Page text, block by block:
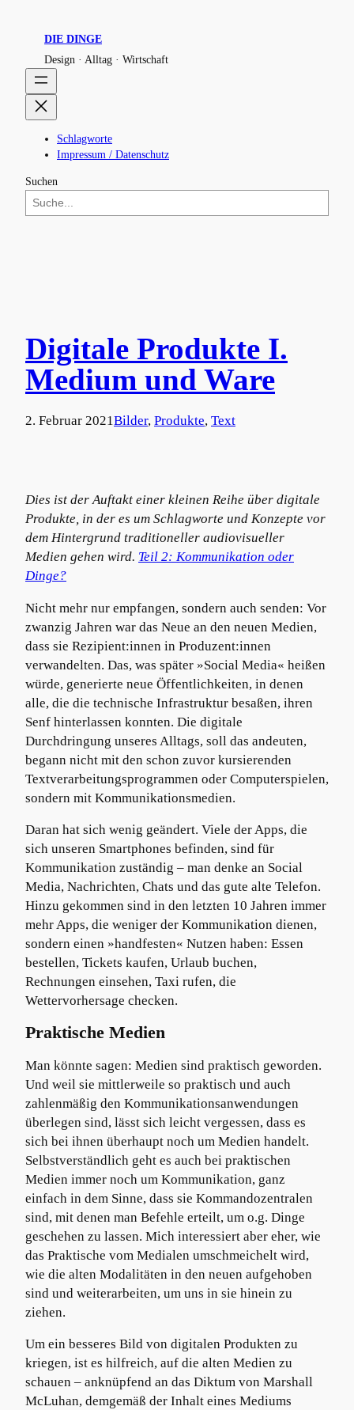
DIE DINGE
Design · Alltag · Wirtschaft
Schlagworte
Impressum / Datenschutz
Suchen
Digitale Produkte I.
Medium und Ware
2. Februar 2021Bilder, Produkte, Text
Dies ist der Auftakt einer kleinen Reihe über digitale
Produkte, in der es um Schlagworte und Konzepte vor
dem Hintergrund traditioneller audiovisueller
Medien gehen wird. Teil 2: Kommunikation oder
Dinge?
Nicht mehr nur empfangen, sondern auch senden: Vor
zwanzig Jahren war das Neue an den neuen Medien,
dass sie Rezipient:innen in Produzent:innen
verwandelten. Das, was später »Social Media« heißen
würde, generierte neue Öffentlichkeiten, in denen
alle, die die technische Infrastruktur besaßen, ihren
Senf hinterlassen konnten. Die digitale
Durchdringung unseres Alltags, soll das andeuten,
begann nicht mit den schon zuvor kursierenden
Textverarbeitungsprogrammen oder Computerspielen,
sondern mit Kommunikationsmedien.
Daran hat sich wenig geändert. Viele der Apps, die
sich unseren Smartphones befinden, sind für
Kommunikation zuständig – man denke an Social
Media, Nachrichten, Chats und das gute alte Telefon.
Hinzu gekommen sind in den letzten 10 Jahren immer
mehr Apps, die weniger der Kommunikation dienen,
sondern einen »handfesten« Nutzen haben: Essen
bestellen, Tickets kaufen, Urlaub buchen,
Rechnungen einsehen, Taxi rufen, die
Wettervorhersage checken.
Praktische Medien
Man könnte sagen: Medien sind praktisch geworden.
Und weil sie mittlerweile so praktisch und auch
zahlenmäßig den Kommunikationsanwendungen
überlegen sind, lässt sich leicht vergessen, dass es
sich bei ihnen überhaupt noch um Medien handelt.
Selbstverständlich geht es auch bei praktischen
Medien immer noch um Kommunikation, ganz
einfach in dem Sinne, dass sie Kommandozentralen
sind, mit denen man Befehle erteilt, um o.g. Dinge
geschehen zu lassen. Mich interessiert aber eher, wie
das Praktische vom Medialen umschmeichelt wird,
wie die alten Modalitäten in den neuen aufgehoben
sind und weiterarbeiten, um uns in sie hinein zu
ziehen.
Um ein besseres Bild von digitalen Produkten zu
kriegen, ist es hilfreich, auf die alten Medien zu
schauen – anknüpfend an das Diktum von Marshall
McLuhan, demgemäß der Inhalt eines Mediums